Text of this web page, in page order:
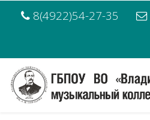
8(4922)54-27-35